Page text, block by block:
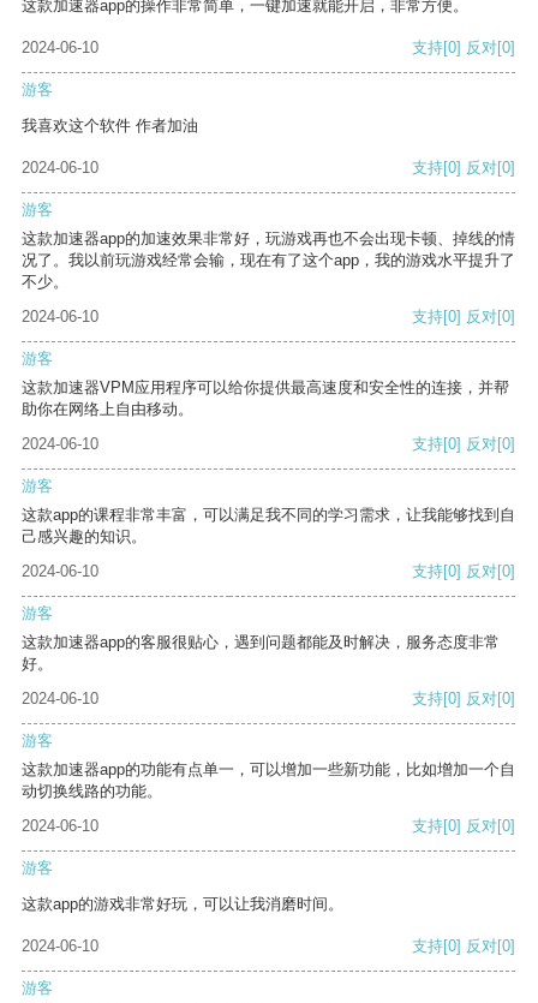
这款加速器app的操作非常简单，一键加速就能开启，非常方便。
2024-06-10 支持[0] 反对[0]
游客
我喜欢这个软件 作者加油
2024-06-10 支持[0] 反对[0]
游客
这款加速器app的加速效果非常好，玩游戏再也不会出现卡顿、掉线的情
况了。我以前玩游戏经常会输，现在有了这个app，我的游戏水平提升了
不少。
2024-06-10
支持[0] 反对[0]
游客
这款加速器VPM应用程序可以给你提供最高速度和安全性的连接，并帮
助你在网络上自由移动。
2024-06-10
支持[0] 反对[0]
游客
这款app的课程非常丰富，可以满足我不同的学习需求，让我能够找到自
己感兴趣的知识。
2024-06-10
支持[0] 反对[0]
游客
这款加速器app的客服很贴心，遇到问题都能及时解决，服务态度非常
好。
2024-06-10
支持[0] 反对[0]
游客
这款加速器app的功能有点单一，可以增加一些新功能，比如增加一个自
动切换线路的功能。
2024-06-10
支持[0] 反对[0]
游客
这款app的游戏非常好玩，可以让我消磨时间。
2024-06-10 支持[0] 反对[0]
游客